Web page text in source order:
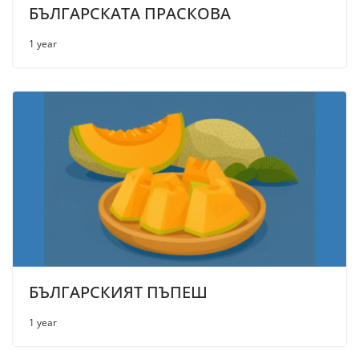
БЪЛГАРСКАТА ПРАСКОВА
1 year
БЪЛГАРСКИЯТ ПЪПЕШ
1 year